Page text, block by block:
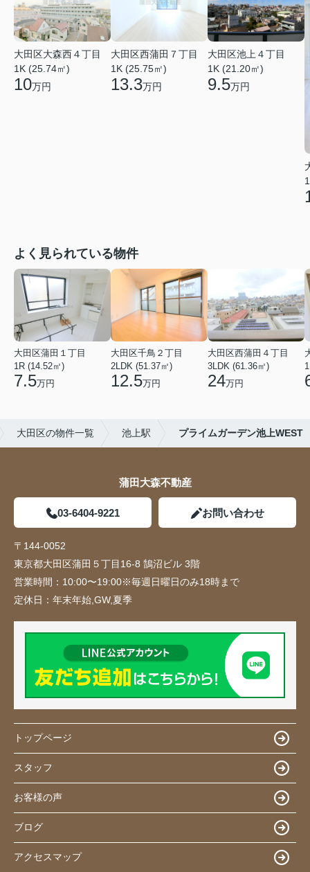
大田区大森西４丁目
1K (25.74㎡)
10万円
大田区西蒲田７丁目
1K (25.75㎡)
13.3万円
大田区池上４丁目
1K (21.20㎡)
9.5万円
よく見られている物件
大田区蒲田１丁目
1R (14.52㎡)
7.5万円
大田区千鳥２丁目
2LDK (51.37㎡)
12.5万円
大田区西蒲田４丁目
3LDK (61.36㎡)
24万円
大田区の物件一覧 池上駅 プライムガーデン池上WEST
蒲田大森不動産
03-6404-9221 お問い合わせ
〒144-0052
東京都大田区蒲田５丁目16-8 鵠沼ビル 3階
営業時間： 10:00〜19:00※毎週日曜日のみ18時まで
定休日： 年末年始,GW,夏季
トップページ
スタッフ
お客様の声
ブログ
アクセスマップ